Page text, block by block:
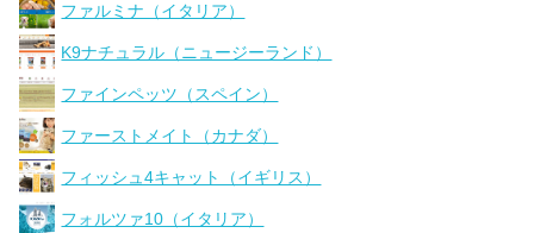
ファルミナ（イタリア）
K9ナチュラル（ニュージーランド）
ファインペッツ（スペイン）
ファーストメイト（カナダ）
フィッシュ4キャット（イギリス）
フォルツァ10（イタリア）